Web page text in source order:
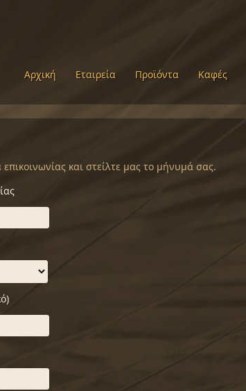
Αρχική Εταιρεία Προϊόντα Καφές
και στείλτε μας το μήνυμά σας.